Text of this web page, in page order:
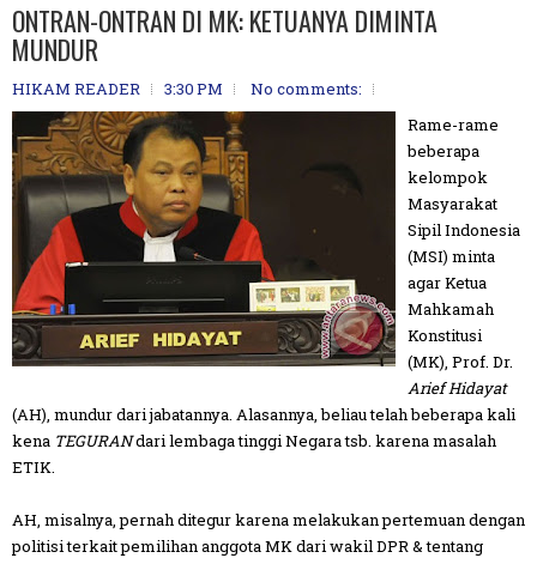
ONTRAN-ONTRAN DI MK: KETUANYA DIMINTA
MUNDUR
HIKAM READER 3:30 PM
No comments:
Rame-rame
beberapa
kelompok
Masyarakat
Sipil Indonesia
(MSI) minta
agar Ketua
Mahkamah
Konstitusi
(MK), Prof. Dr.
Arief Hidayat
(AH), mundur dari jabatannya. Alasannya, beliau telah beberapa kali
kena TEGURANdari lembaga tinggi Negara tsb. karena masalah
ETIK.
AH, misalnya, pernah ditegur karena melakukan pertemuan dengan
politisi terkait pemilihan anggota MK dari wakil DPR & tentang